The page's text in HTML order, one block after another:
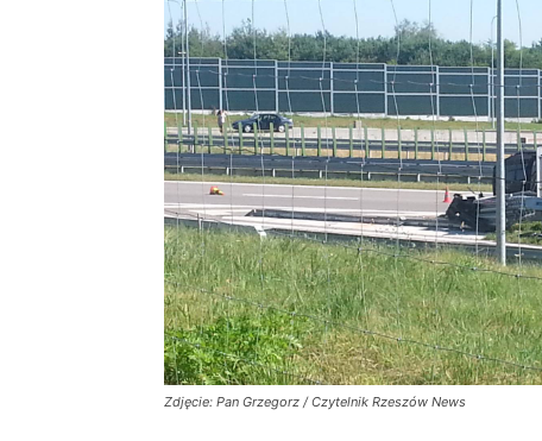
Zdjęcie: Pan Grzegorz / Czytelnik Rzeszów News